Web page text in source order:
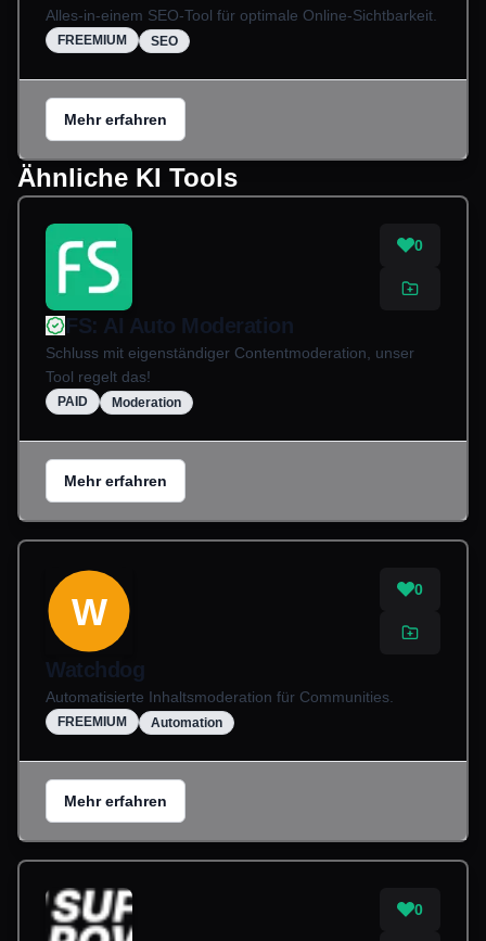
Alles-in-einem SEO-Tool für optimale Online-Sichtbarkeit.
FREEMIUM SEO
Mehr erfahren
Ähnliche KI Tools
0
FS: AI Auto Moderation
Schluss mit eigenständiger Contentmoderation, unser
Tool regelt das!
PAID Moderation
Mehr erfahren
W
0
Watchdog
Automatisierte Inhaltsmoderation für Communities.
FREEMIUM Automation
Mehr erfahren
0